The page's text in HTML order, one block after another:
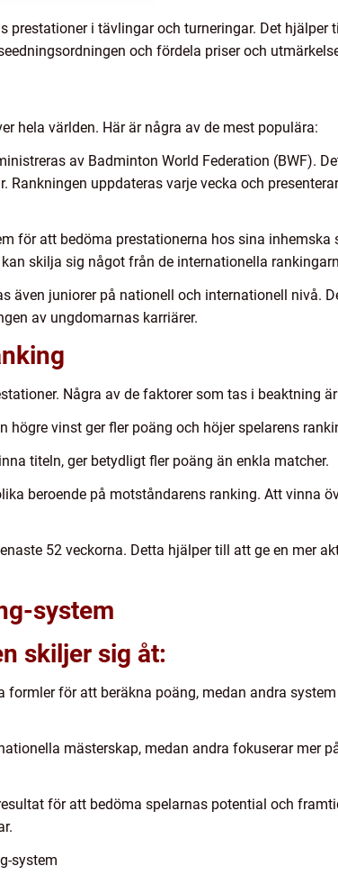
prestationer i tävlingar och turneringar. Det hjälper
och fördela priser och
hela världen. Här är några av de mest populära:
av Badminton World Federation (BWF).
uppdateras varje vecka och
för att bedöma prestationerna hos sina inhemska
skilja sig något från de internationella
även juniorer på nationell och internationell nivå.
av ungdomarnas karriärer.
Några av de faktorer som tas i beaktning
vinst ger fler poäng och höjer spelarens
titeln, ger betydligt fler poäng än enkla matcher.
beroende på motståndarens ranking. Att vinna
52 veckorna. Detta hjälper till att ge en mer
system
skiljer sig åt:
för att beräkna poäng, medan andra
mästerskap, medan andra fokuserar mer
för att bedöma spelarnas potential och
system